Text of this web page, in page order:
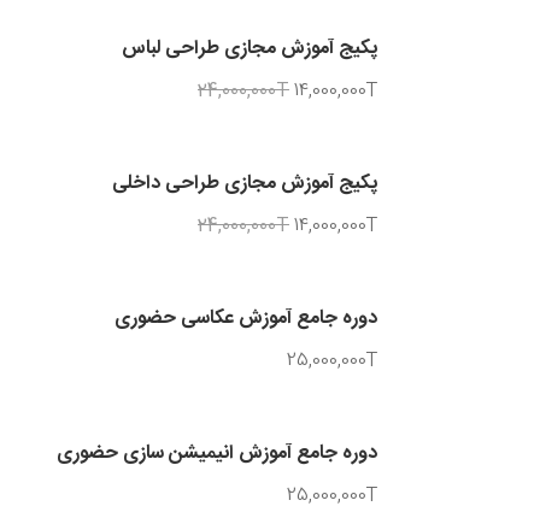
پکیج آموزش مجازی طراحی لباس
24,000,000T14,000,000T
پکیج آموزش مجازی طراحی داخلی
24,000,000T14,000,000T
دوره جامع آموزش عکاسی حضوری
25,000,000T
دوره جامع آموزش انیمیشن سازی حضوری
25,000,000T